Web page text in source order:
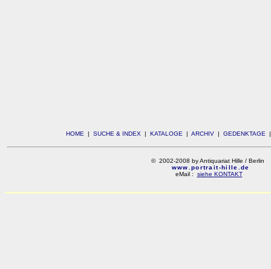
HOME | SUCHE & INDEX | KATALOGE | ARCHIV | GEDENKTAGE
© 2002-2008 by Antiquariat Hille / Berlin
www.portrait-hille.de
eMail : siehe KONTAKT